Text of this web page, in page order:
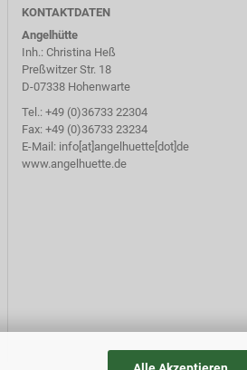
KONTAKTDATEN
Angelhütte
Inh.: Christina Heß
Preßwitzer Str. 18
D-07338 Hohenwarte
Tel.: +49 (0)36733 22304
Fax: +49 (0)36733 23234
E-Mail: info[at]angelhuette[dot]de
www.angelhuette.de